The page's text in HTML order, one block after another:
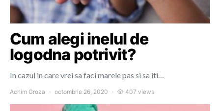
Cum alegi inelul de
logodna potrivit?
In cazul in care vrei sa faci marele pas si sa iti…
Achim Groza octombrie 26, 2020 407 views